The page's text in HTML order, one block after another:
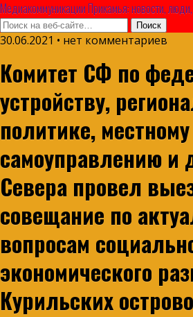
Медиакоммуникации Прикамья: новости,
30.06.2021 • нет комментариев
Комитет СФ по
устройству,
политике, местному
самоуправлению и
Севера провел
совещание по
вопросам
экономического
Курильских